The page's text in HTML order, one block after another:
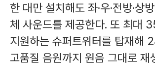
한 대만 설치해도 좌·우·전방·상
체 사운드를 제공한다. 또 최대
지원하는 슈퍼트위터를 탑재해
고품질 음원까지 원음 그대로 재